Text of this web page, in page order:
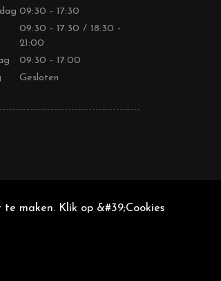
09:30 - 17:30
09:30 - 17:30 / 18:30 -
21:00
09:30 - 17:00
Gesloten
maken. Klik op &#39;Cookies